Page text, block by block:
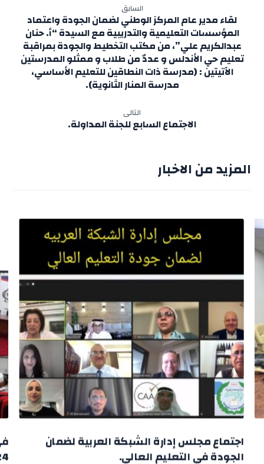
السابق
لقاء مدير عام المركز الوطني لضمان الجودة واعتماد
المؤسسات التعليمية والتدريبية مع السيدة “أ. حنان
عبدالكريم علي”، من مكتب التخطيط والجودة بمراقبة
تعليم حي الأندلس و عددٌ من طلاب و ممثلو المدرستين
الآتيتين : (مدرسة ذات النطاقين للتعليم الأساسي،
مدرسة المنار الثانوية).
التالى
الاجتماع السابع للجنة المداولة.
المزيد من الاخبار
اجتماع مجلس إدارة الشبكة العربية لضمان
الجودة في التعليم العالي. 2024